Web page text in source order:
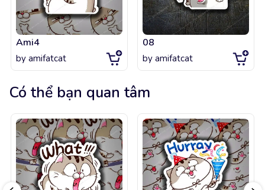
Ami4
by amifatcat
08
by amifatcat
Có thể bạn quan tâm